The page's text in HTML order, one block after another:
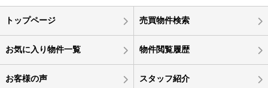
トップページ 売買物件検索
お気に入り物件一覧 物件閲覧履歴
お客様の声 スタッフ紹介